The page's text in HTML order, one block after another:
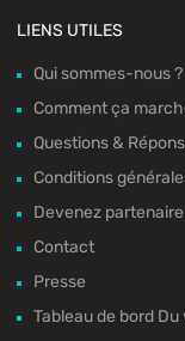
LIENS UTILES
Qui sommes-nous ?
Comment ça
Questions &
Conditions
Devenez partenaire
Contact
Presse
Tableau de bord